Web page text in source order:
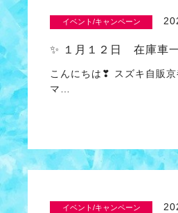
イベント/キャンペーン
✨ １月１２日 在庫車
こんにちは❣ スズキ自販
マ…
イベント/キャンペーン